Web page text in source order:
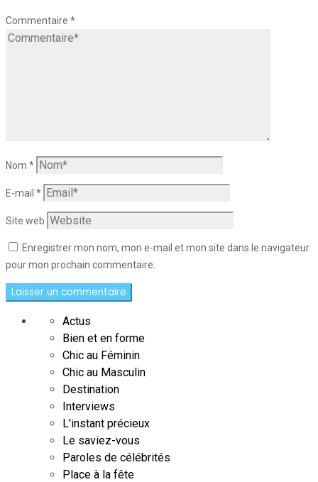
Commentaire *
Nom *
E-mail *
Site web
Enregistrer mon nom, mon e-mail et mon site dans le navigateur
pour mon prochain commentaire.
Actus
Bien et en forme
Chic au Féminin
Chic au Masculin
Destination
Interviews
L'instant précieux
Le saviez-vous
Paroles de célébrités
Place à la fête